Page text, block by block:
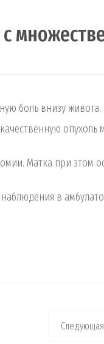
боль внизу живота.
опухоль
Матка при этом
в